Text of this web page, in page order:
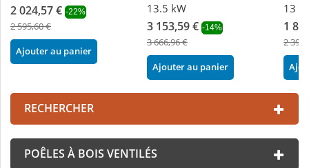
2 024,57 € -22%
2 595,60 €
Ajouter au panier
13.5 kW
3 153,59 € -14%
3 666,96 €
Ajouter au panier
13
1
2
RECHERCHER
POÊLES À BOIS VENTILÉS